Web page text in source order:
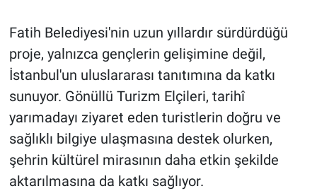
Fatih Belediyesi'nin uzun yıllardır sürdürdüğü
proje, yalnızca gençlerin gelişimine değil,
İstanbul'un uluslararası tanıtımına da katkı
sunuyor. Gönüllü Turizm Elçileri, tarihî
yarımadayı ziyaret eden turistlerin doğru ve
sağlıklı bilgiye ulaşmasına destek olurken,
şehrin kültürel mirasının daha etkin şekilde
aktarılmasına da katkı sağlıyor.